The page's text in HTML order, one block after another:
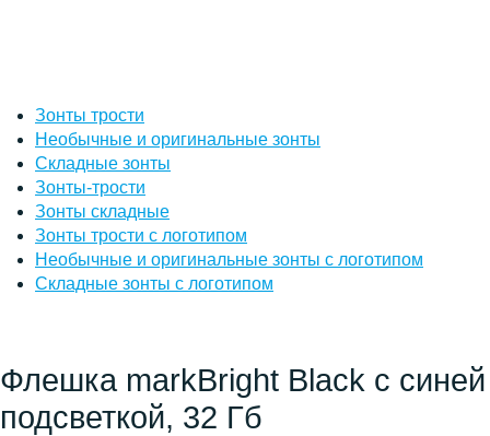
Зонты трости
Необычные и оригинальные зонты
Складные зонты
Зонты-трости
Зонты складные
Зонты трости с логотипом
Необычные и оригинальные зонты с логотипом
Складные зонты с логотипом
Флешка markBright Black с синей
подсветкой, 32 Гб